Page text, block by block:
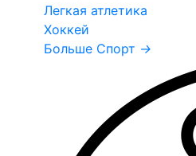
Легкая атлетика
Хоккей
Больше Спорт →